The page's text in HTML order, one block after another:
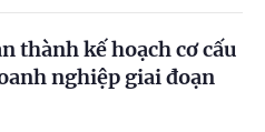
thành kế hoạch cơ cấu
nghiệp giai đoạn